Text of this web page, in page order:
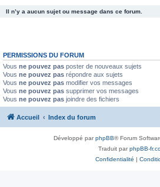
Il n’y a aucun sujet ou message dans ce forum.
PERMISSIONS DU FORUM
Vous ne pouvez pas poster de nouveaux sujets
Vous ne pouvez pas répondre aux sujets
Vous ne pouvez pas modifier vos messages
Vous ne pouvez pas supprimer vos messages
Vous ne pouvez pas joindre des fichiers
Accueil Index du forum
Développé parphpBB® Forum
Traduit parphpBB-
Confidentialité |